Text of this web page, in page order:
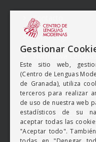
Contacto
Aviso Legal
Condiciones
Perfil del
Política de Calidad
Política de Cookies
Gestionar
Este sitio web,
(Centro de Lenguas
de Granada), utiliza
terceros para realizar
de uso de nuestra web
estadísticos de su
aceptar todas las
"Aceptar todo".